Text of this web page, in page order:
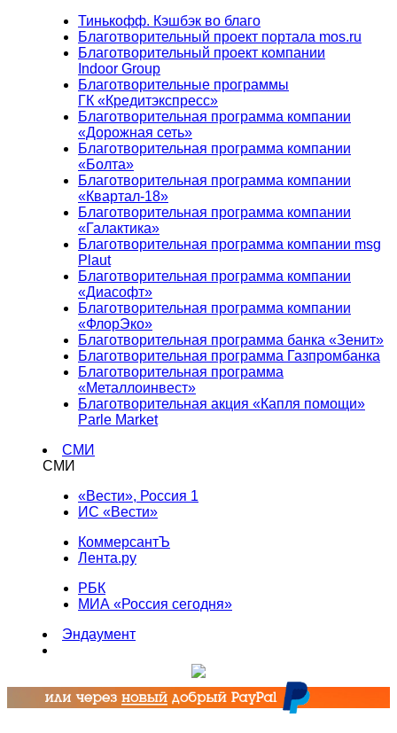
Тинькофф. Кэшбэк во благо
Благотворительный проект портала mos.ru
Благотворительный проект компании
Indoor Group
Благотворительные программы
ГК «Кредитэкспресс»
Благотворительная программа компании
«Дорожная сеть»
Благотворительная программа компании
«Болта»
Благотворительная программа компании
«Квартал-18»
Благотворительная программа компании
«Галактика»
Благотворительная программа компании msg
Plaut
Благотворительная программа компании
«Диасофт»
Благотворительная программа компании
«ФлорЭко»
Благотворительная программа банка «Зенит»
Благотворительная программа Газпромбанка
Благотворительная программа
«Металлоинвест»
Благотворительная акция «Капля помощи»
Parle Market
СМИ
СМИ
«Вести», Россия 1
ИС «Вести»
КоммерсантЪ
Лента.ру
РБК
МИА «Россия сегодня»
Эндаумент